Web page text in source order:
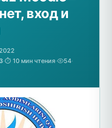
вход и
·⏱️ 10 мин чтения· 54·